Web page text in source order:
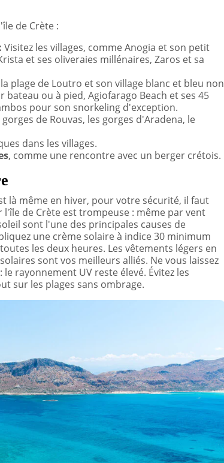
de Crète :
Visitez les villages, comme Anogia et son petit
et ses oliveraies millénaires, Zaros et sa
la plage de Loutro et son village blanc et bleu non
ou à pied, Agiofarago Beach et ses 45
pour son snorkeling d'exception.
gorges de Rouvas, les gorges d'Aradena, le
dans les villages.
, comme une rencontre avec un berger crétois.
là même en hiver, pour votre sécurité, il faut
de Crète est trompeuse : même par vent
sont l'une des principales causes de
une crème solaire à indice 30 minimum
les deux heures. Les vêtements légers en
sont vos meilleurs alliés. Ne vous laissez
rayonnement UV reste élevé. Évitez les
sur les plages sans ombrage.